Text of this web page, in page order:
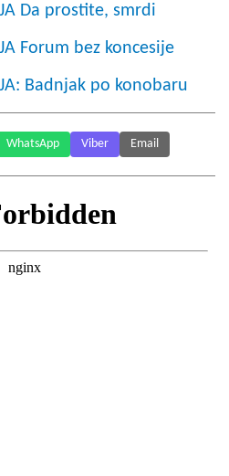
Da prostite, smrdi
Forum bez koncesije
Badnjak po konobaru
WhatsApp Viber Email